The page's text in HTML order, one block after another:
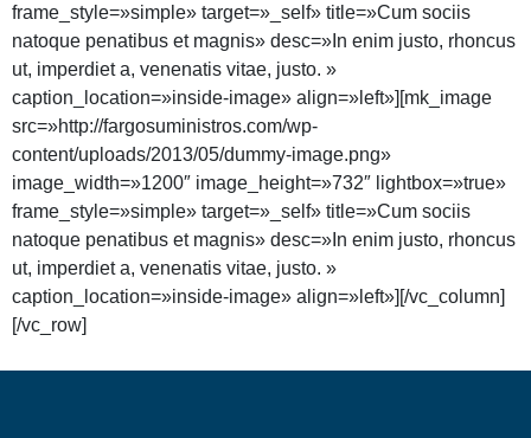
frame_style=»simple» target=»_self» title=»Cum sociis
natoque penatibus et magnis» desc=»In enim justo, rhoncus
ut, imperdiet a, venenatis vitae, justo. »
caption_location=»inside-image» align=»left»][mk_image
src=»http://fargosuministros.com/wp-
content/uploads/2013/05/dummy-image.png»
image_width=»1200″ image_height=»732″ lightbox=»true»
frame_style=»simple» target=»_self» title=»Cum sociis
natoque penatibus et magnis» desc=»In enim justo, rhoncus
ut, imperdiet a, venenatis vitae, justo. »
caption_location=»inside-image» align=»left»][/vc_column]
[/vc_row]